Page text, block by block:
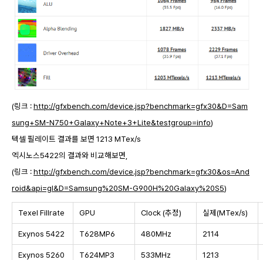
(링크 :http://gfxbench.com/device.jsp?benchmark=gfx30&D=Sam
sung+SM-N750+Galaxy+Note+3+Lite&testgroup=info)
텍셀 필레이트 결과를 보면 1213 MTex/s
엑시노스5422의 결과와 비교해보면,
(링크 :http://gfxbench.com/device.jsp?benchmark=gfx30&os=And
roid&api=gl&D=Samsung%20SM-G900H%20Galaxy%20S5)
Texel Fillrate GPU Clock (추정) 실제(MTex/s)
Exynos 5422 T628MP6 480MHz 2114
Exynos 5260 T624MP3 533MHz 1213